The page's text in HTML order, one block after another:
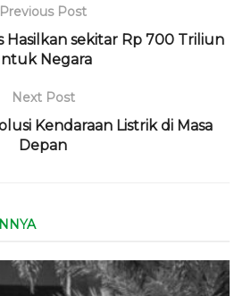
Previous Post
Hasilkan sekitar Rp 700 Triliun
Negara
Next Post
Kendaraan Listrik di Masa
Depan